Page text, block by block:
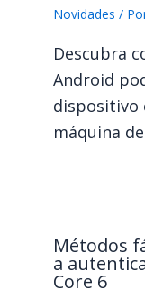
Novidades /
Descubra
Android
dispositivo
máquina
Métodos
a
Core 6